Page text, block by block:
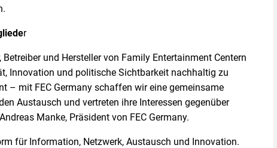
r
und Hersteller von Family Entertainment Centern
Innovation und politische Sichtbarkeit nachhaltig zu
– mit FEC Germany schaffen wir eine gemeinsame
Austausch und vertreten ihre Interessen gegenüber
Manke, Präsident von FEC Germany.
für Information, Netzwerk, Austausch und Innovation.